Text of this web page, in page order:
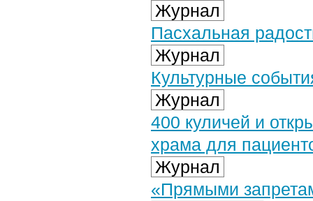
Журнал
Пасхальная
Журнал
Культурные
Журнал
400 куличей и
храма для
Журнал
«Прямыми